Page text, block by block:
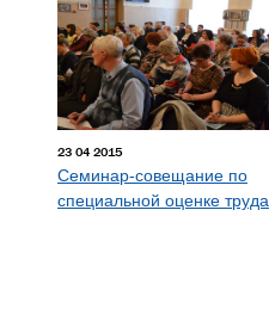
23 04 2015
Семинар-совещание по
специальной оценке труда